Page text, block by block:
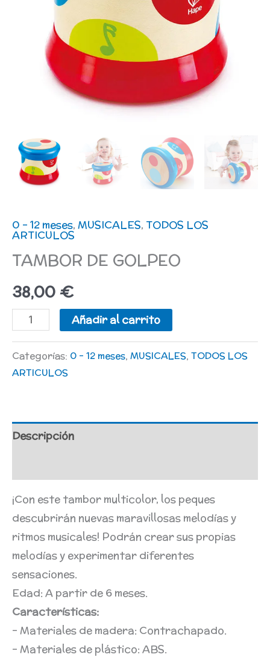
0 - 12 meses, MUSICALES, TODOS LOS
ARTICULOS
TAMBOR DE GOLPEO
38,00€
Añadir al carrito
Categorías: 0 - 12 meses, MUSICALES, TODOS LOS
ARTICULOS
Descripción
¡Con este tambor multicolor, los peques
descubrirán nuevas maravillosas melodías y
ritmos musicales! Podrán crear sus propias
melodías y experimentar diferentes
sensaciones.
Edad: A partir de 6 meses.
Características:
– Materiales de madera: Contrachapado.
– Materiales de plástico: ABS.